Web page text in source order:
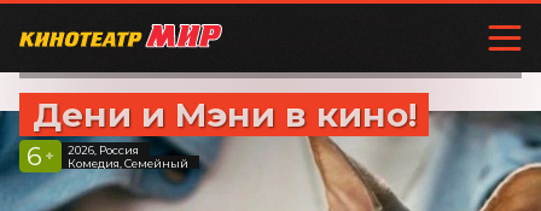
Дени и Мэни в кино!
6 +
2026, Россия
Комедия, Семейный